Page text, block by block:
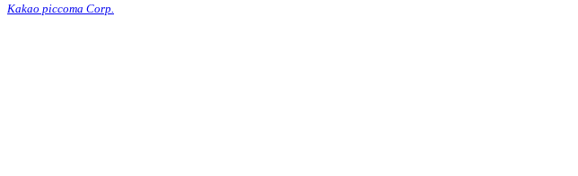
Kakao piccoma Corp.